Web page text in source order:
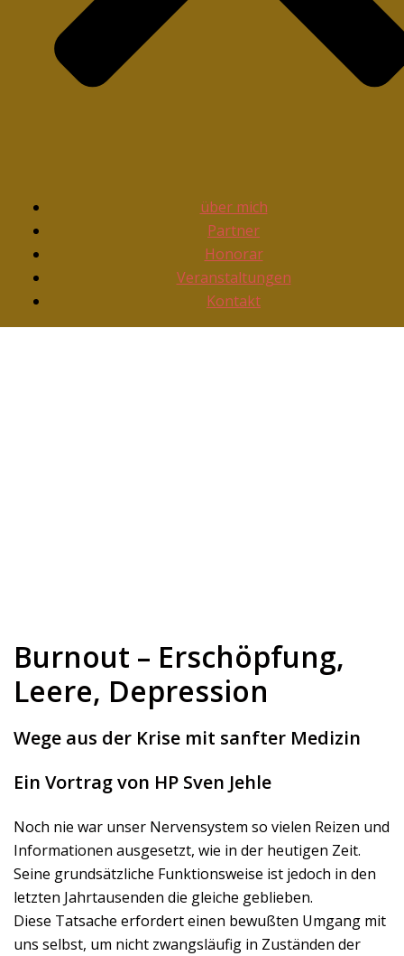
über mich
Partner
Honorar
Veranstaltungen
Kontakt
Burnout – Erschöpfung,
Leere, Depression
Wege aus der Krise mit sanfter Medizin
Ein Vortrag von HP Sven Jehle
Noch nie war unser Nervensystem so vielen Reizen und
Informationen ausgesetzt, wie in der heutigen Zeit.
Seine grundsätzliche Funktionsweise ist jedoch in den
letzten Jahrtausenden die gleiche geblieben.
Diese Tatsache erfordert einen bewußten Umgang mit
uns selbst, um nicht zwangsläufig in Zuständen der